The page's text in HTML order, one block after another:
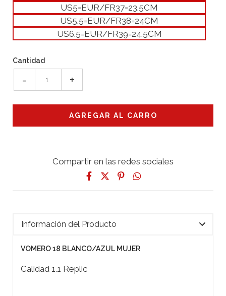
US5=EUR/FR37=23.5CM
US5.5=EUR/FR38=24CM
US6.5=EUR/FR39=24.5CM
Cantidad
- +
Compartir en las redes sociales
Información del Producto
VOMERO 18 BLANCO/AZUL MUJER
Calidad 1.1 Replic